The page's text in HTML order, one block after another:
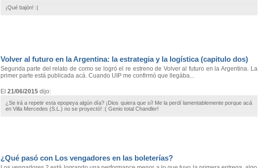
¡Qué bajón! :(
Volver al futuro en la Argentina: la estrategia y la logística (capitulo dos)
Segunda parte del relato de como se logró el re estreno de Volver al futuro en la Argentina. La
primer parte está publicada acá. Cuando UIP me confirmó que llegába...
El 21/06/2015dijo:
¿Se irá a repetir esta epopeya algún día? ¡Dios quiera que sí! Me la perdí lamentablemente porque acá
en Villa Mercedes (S.L.) no se proyectó! :( Genio total Chandler!
¿Qué pasó con Los vengadores en las boleterías?